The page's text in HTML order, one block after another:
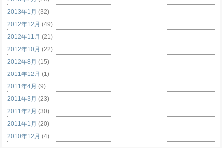
2013年1月 (32)
2012年12月 (49)
2012年11月 (21)
2012年10月 (22)
2012年8月 (15)
2011年12月 (1)
2011年4月 (9)
2011年3月 (23)
2011年2月 (30)
2011年1月 (20)
2010年12月 (4)